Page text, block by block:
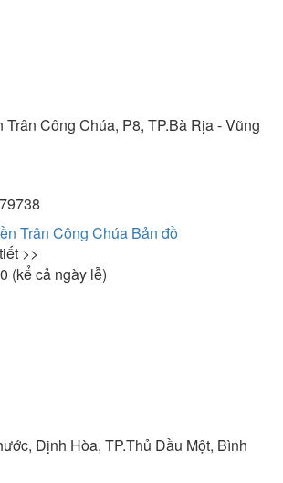
Trân Công Chúa, P8, TP.Bà Rịa - Vũng
Trân Công Chúa Bản đồ
>>
(kể cả ngày lễ)
Định Hòa, TP.Thủ Dầu Một, Bình